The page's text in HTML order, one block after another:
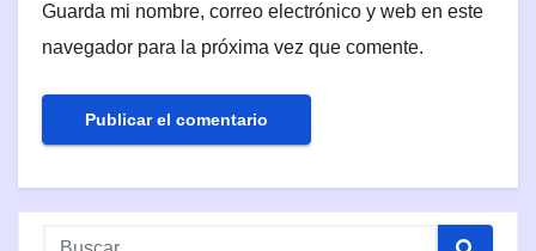
Guarda mi nombre, correo electrónico y web en este
navegador para la próxima vez que comente.